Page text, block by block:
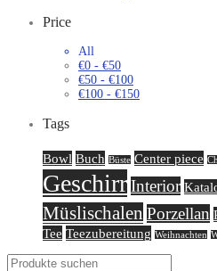
Price
All
€0 - €50
€50 - €100
€100 - €150
Tags
Bowl Buch Büste Center piece
GeschirrInterior
Müslischalen Porzellan
Tee Teezubereitung Weihnachten